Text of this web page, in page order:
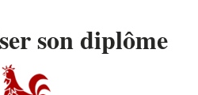
son diplôme